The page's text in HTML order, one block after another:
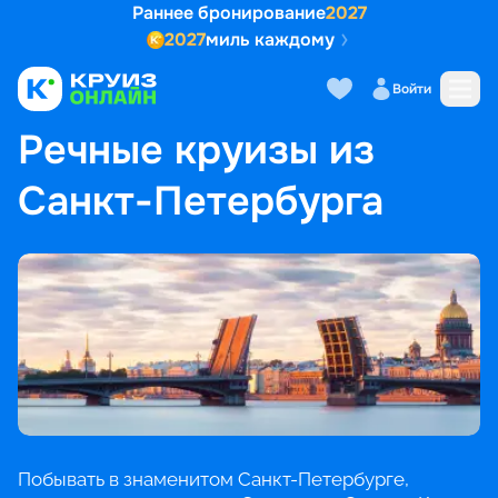
Раннее бронирование2027
2027миль каждому
Войти
ГЛАВНАЯ • ПОПУЛЯРНЫЕ НАПРАВЛЕНИЯ
РЕЧНЫЕ КРУИЗЫ ИЗ САНКТ-ПЕТЕРБУРГА
Речные круизы из
Санкт-Петербурга
Побывать в знаменитом Санкт-Петербурге,